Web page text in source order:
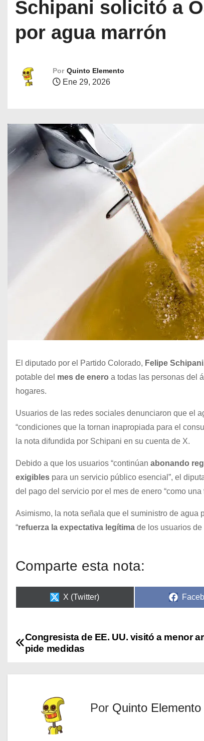
Schipani solicitó a
por agua marrón
Por Quinto Elemento
Ene 29, 2026
El diputado por el Partido Colorado, Felipe Schipani
potable del mes de enero a todas las personas del
hogares.
Usuarios de las redes sociales denunciaron que el
“condiciones que la tornan inapropiada para el
la nota difundida por Schipani en su cuenta de X.
Debido a que los usuarios “continúan abonando
exigibles para un servicio público esencial”, el
del pago del servicio por el mes de enero “como una
Asimismo, la nota señala que el suministro de agua
“refuerza la expectativa legítima de los usuarios
Comparte esta nota:
X (Twitter)
Congresista de EE. UU. visitó a menor
pide medidas
Por Quinto Elemento